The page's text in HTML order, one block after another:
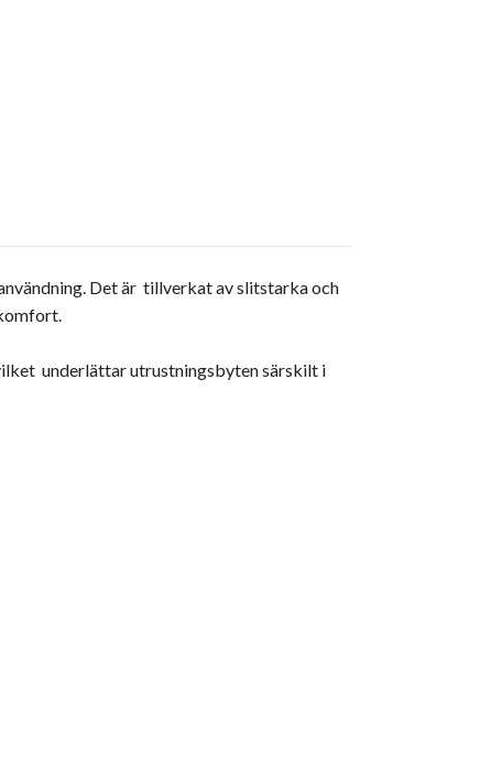
Det är tillverkat av slitstarka och
underlättar utrustningsbyten särskilt i